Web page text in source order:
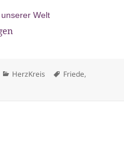
Welt
Kategorien
HerzKreis Schlagwörter
Friede,